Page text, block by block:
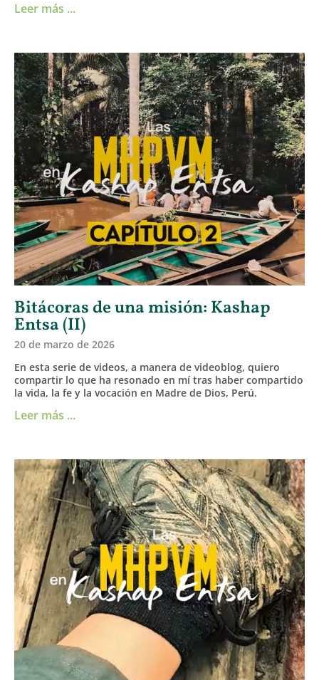
Leer más ...
Bitácoras de una misión: Kashap
Entsa (II)
20 de marzo de 2026
En esta serie de videos, a manera de videoblog, quiero
compartir lo que ha resonado en mí tras haber compartido
la vida, la fe y la vocación en Madre de Dios, Perú.
Leer más ...